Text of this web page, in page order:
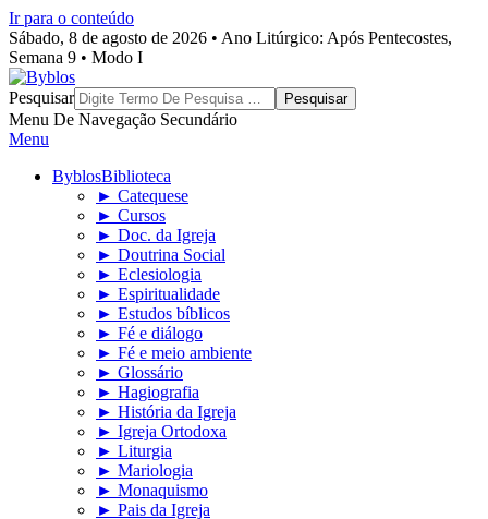
Ir para o conteúdo
Sábado, 8 de agosto de 2026 • Ano Litúrgico: Após Pentecostes,
Semana 9 • Modo I
Byblos
Pesquisar
Menu De Navegação Secundário
Menu
ByblosBiblioteca
► Catequese
► Cursos
► Doc. da Igreja
► Doutrina Social
► Eclesiologia
► Espiritualidade
► Estudos bíblicos
► Fé e diálogo
► Fé e meio ambiente
► Glossário
► Hagiografia
► História da Igreja
► Igreja Ortodoxa
► Liturgia
► Mariologia
► Monaquismo
► Pais da Igreja